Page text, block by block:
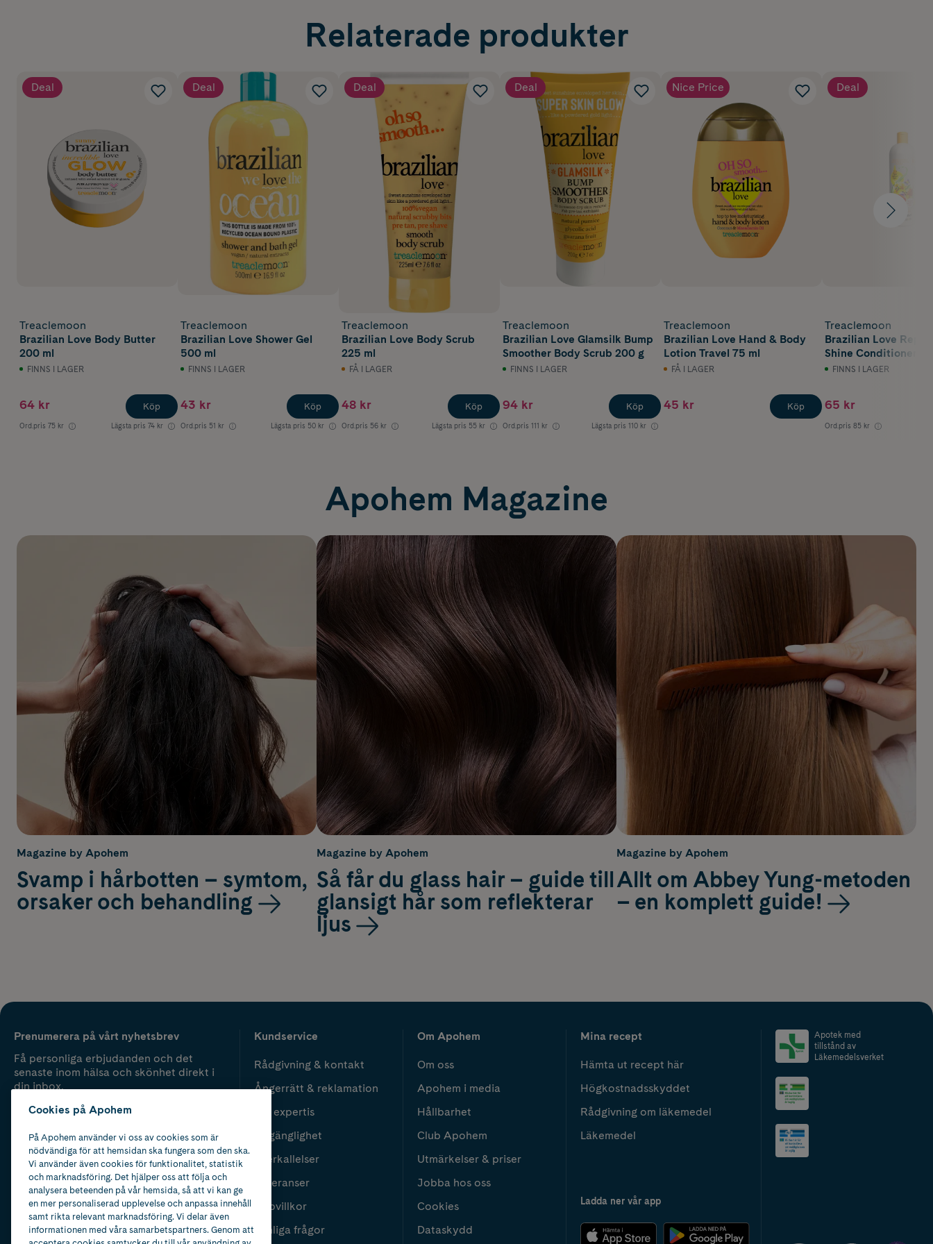
Relaterade produkter
Deal
Treaclemoon
Brazilian Love Body Butter
200 ml
FINNS I LAGER
64 kr
Ord.pris 75 kr Lägsta pris 74 kr
Köp
Deal
Treaclemoon
Brazilian Love Shower Gel
500 ml
FINNS I LAGER
43 kr
Ord.pris 51 kr Lägsta pris 50 kr
Köp
Deal
Treaclemoon
Brazilian Love Body Scrub
225 ml
FÅ I LAGER
48 kr
Ord.pris 56 kr Lägsta pris 55 kr
Köp
Deal
Treaclemoon
Brazilian Love Glamsilk Bump
Smoother Body Scrub 200 g
FINNS I LAGER
94 kr
Ord.pris 111 kr Lägsta pris 110 kr
Köp
Nice Price
Treaclemoon
Brazilian Love Hand & Body
Lotion Travel 75 ml
FÅ I LAGER
45 kr Köp
Deal
Treaclemoon
Brazilian Love
Shine Conditioner
FINNS I LAGER
65 kr
Ord.pris 85 kr
Apohem Magazine
Magazine by Apohem
Svamp i hårbotten – symtom,
orsaker och behandling
Magazine by Apohem
Så får du glass hair – guide till
glansigt hår som reflekterar
ljus
Magazine by Apohem
Allt om Abbey Yung-metoden
– en komplett guide!
Prenumerera på vårt nyhetsbrev
Få personliga erbjudanden och det
senaste inom hälsa och skönhet direkt i
din inbox.
Kundservice
Rådgivning & kontakt
Ångerrätt & reklamation
Vår expertis
Tillgänglighet
Återkallelser
Leveranser
Köpvillkor
Vanliga frågor
Om Apohem
Om oss
Apohem i media
Hållbarhet
Club Apohem
Utmärkelser & priser
Jobba hos oss
Cookies
Dataskydd
Mina recept
Hämta ut recept här
Högkostnadsskyddet
Rådgivning om läkemedel
Läkemedel
Ladda ner vår app
Apotek med
tillstånd av
Läkemedelsverket
Cookies på Apohem
På Apohem använder vi oss av cookies som är
nödvändiga för att hemsidan ska fungera som den ska.
Vi använder även cookies för funktionalitet, statistik
och marknadsföring. Det hjälper oss att följa och
analysera beteenden på vår hemsida, så att vi kan ge
en mer personaliserad upplevelse och anpassa innehåll
samt rikta relevant marknadsföring. Vi delar även
informationen med våra samarbetspartners. Genom att